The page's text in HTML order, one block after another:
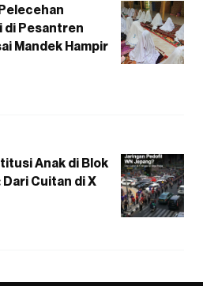
di Pesantren
Mandek Hampir
Anak di Blok
Dari Cuitan di X